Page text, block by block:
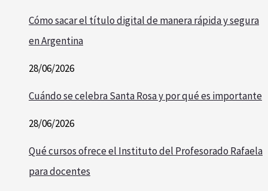
Cómo sacar el título digital de manera rápida y segura
en Argentina
28/06/2026
Cuándo se celebra Santa Rosa y por qué es importante
28/06/2026
Qué cursos ofrece el Instituto del Profesorado Rafaela
para docentes